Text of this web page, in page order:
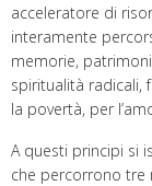
acceleratore di
interamente
memorie,
spiritualità radicali,
la povertà, per
A questi principi si
che percorrono tre